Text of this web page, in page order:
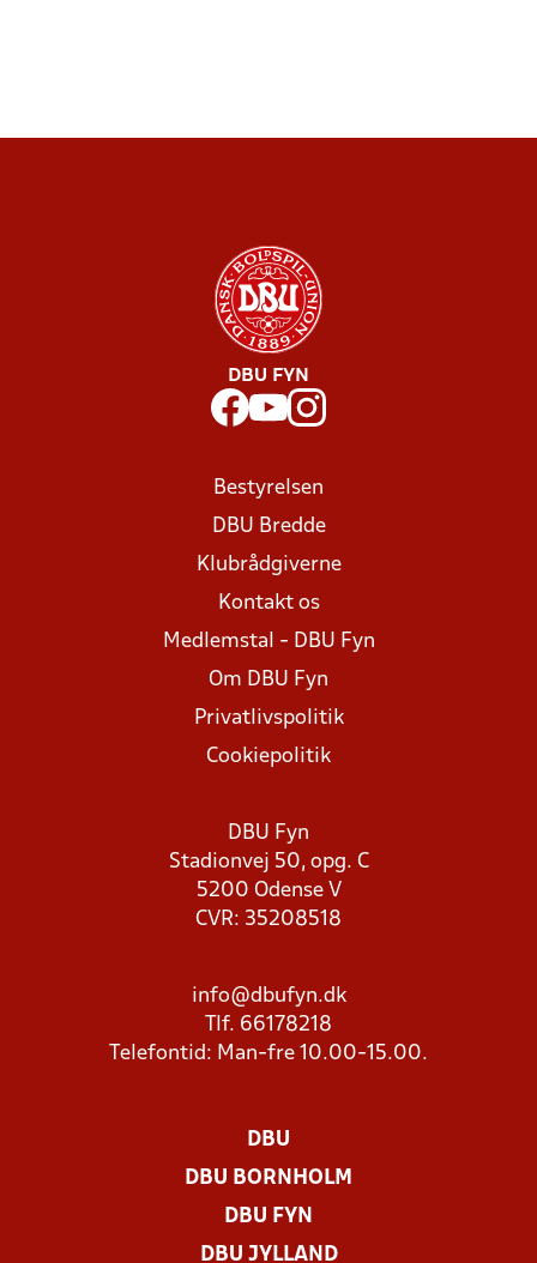
DBU FYN
Bestyrelsen
DBU Bredde
Klubrådgiverne
Kontakt os
Medlemstal - DBU Fyn
Om DBU Fyn
Privatlivspolitik
Cookiepolitik
DBU Fyn
Stadionvej 50, opg. C
5200 Odense V
CVR: 35208518
info@dbufyn.dk
Tlf. 66178218
Telefontid: Man-fre 10.00-15.00.
DBU
DBU BORNHOLM
DBU FYN
DBU JYLLAND